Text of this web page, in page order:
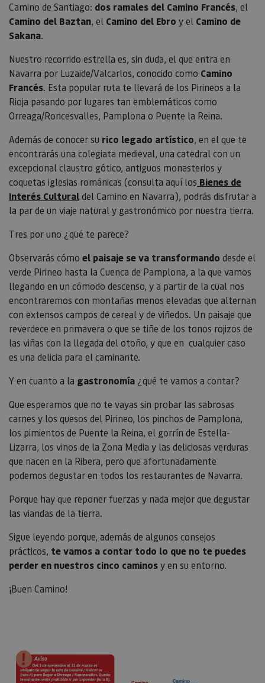
Camino de Santiago: dos ramales del Camino Francés, el
Camino del Baztan, el Camino del Ebro y el Camino de
Sakana.
Nuestro recorrido estrella es, sin duda, el que entra en
Navarra por Luzaide/Valcarlos, conocido como Camino
Francés. Esta popular ruta te llevará de los Pirineos a la
Rioja pasando por lugares tan emblemáticos como
Orreaga/Roncesvalles, Pamplona o Puente la Reina.
Además de conocer su rico legado artístico, en el que te
encontrarás una colegiata medieval, una catedral con un
excepcional claustro gótico, antiguos monasterios y
coquetas iglesias románicas (consulta aquí los Bienes de
Interés Culturaldel Camino en Navarra), podrás disfrutar a
la par de un viaje natural y gastronómico por nuestra tierra.
Tres por uno ¿qué te parece?
Observarás cómo el paisaje se va transformando desde el
verde Pirineo hasta la Cuenca de Pamplona, a la que vamos
llegando en un cómodo descenso, y a partir de la cual nos
encontraremos con montañas menos elevadas que alternan
con extensos campos de cereal y de viñedos. Un paisaje que
reverdece en primavera o que se tiñe de los tonos rojizos de
las viñas con la llegada del otoño, y que en cualquier caso
es una delicia para el caminante.
Y en cuanto a la gastronomía ¿qué te vamos a contar?
Que esperamos que no te vayas sin probar las sabrosas
carnes y los quesos del Pirineo, los pinchos de Pamplona,
los pimientos de Puente la Reina, el gorrín de Estella-
Lizarra, los vinos de la Zona Media y las deliciosas verduras
que nacen en la Ribera, pero que afortunadamente
podemos degustar en todos los restaurantes de Navarra.
Porque hay que reponer fuerzas y nada mejor que degustar
las viandas de la tierra.
Sigue leyendo porque, además de algunos consejos
prácticos, te vamos a contar todo lo que no te puedes
perder en nuestros cinco caminosy en su entorno.
¡Buen Camino!